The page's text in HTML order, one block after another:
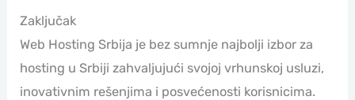
Zaključak
Web Hosting Srbija je bez sumnje najbolji izbor za
hosting u Srbiji zahvaljujući svojoj vrhunskoj usluzi,
inovativnim rešenjima i posvećenosti korisnicima.